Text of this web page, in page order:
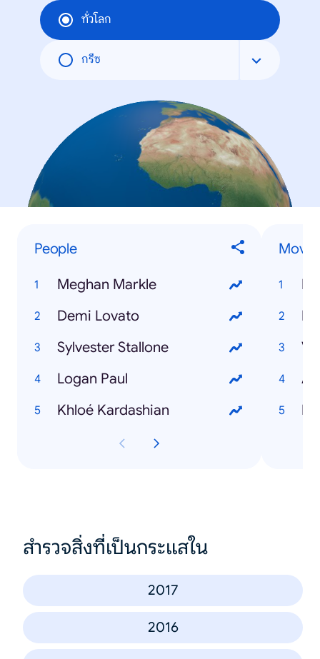
ทั่วโลก
กรีซ
People
Meghan Markle
Demi Lovato
Sylvester Stallone
Logan Paul
Khloé Kardashian
สำรวจสิ่งที่เป็นกระแสใน
2017
2016